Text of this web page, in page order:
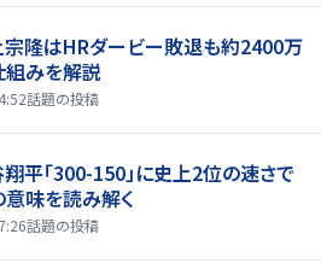
宗隆はHRダービー敗退も約2400万
みを解説
話題の投稿
翔平「300-150」に史上2位の速さで
味を読み解く
話題の投稿